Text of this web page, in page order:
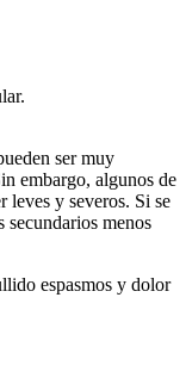
ser muy
embargo, algunos de
leves y severos. Si se
secundarios menos
espasmos y dolor